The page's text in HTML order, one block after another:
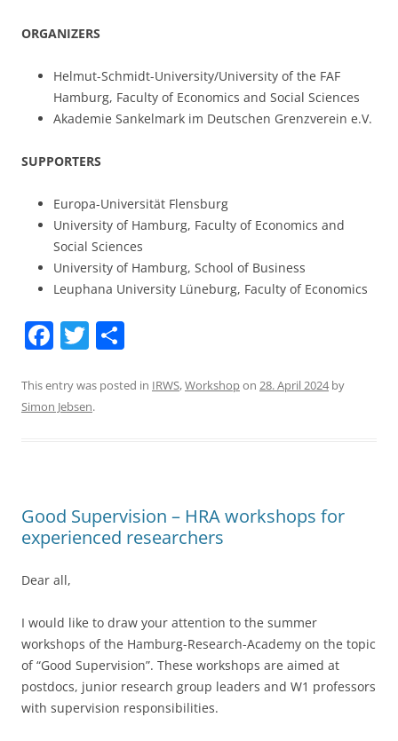
ORGANIZERS
Helmut-Schmidt-University/University of the FAF
Hamburg, Faculty of Economics and Social Sciences
Akademie Sankelmark im Deutschen Grenzverein e.V.
SUPPORTERS
Europa-Universität Flensburg
University of Hamburg, Faculty of Economics and
Social Sciences
University of Hamburg, School of Business
Leuphana University Lüneburg, Faculty of Economics
F
c
e
o
k
T
itt
er
ar
This entry was posted in IRWS,Workshopon 28. April 2024by
Simon Jebsen.
Good Supervision – HRA workshops for
experienced researchers
Dear all,
I would like to draw your attention to the summer
workshops of the Hamburg-Research-Academy on the topic
of “Good Supervision”. These workshops are aimed at
postdocs, junior research group leaders and W1 professors
with supervision responsibilities.